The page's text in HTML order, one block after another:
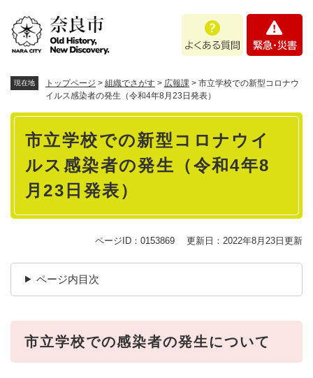
あ
問
・
現在地 トップページ > 組織でさがす > 広報課 > 市立学校での新型コロナウ
イルス感染者の発生（令和4年8月23日発表）
本
市立学校での新型コロナウイ
ルス感染者の発生（令和4年8
月23日発表）
ページID：0153869 更新日：2022年8月23日更新
ページ内目次
​​市立学校での感染者の発生について